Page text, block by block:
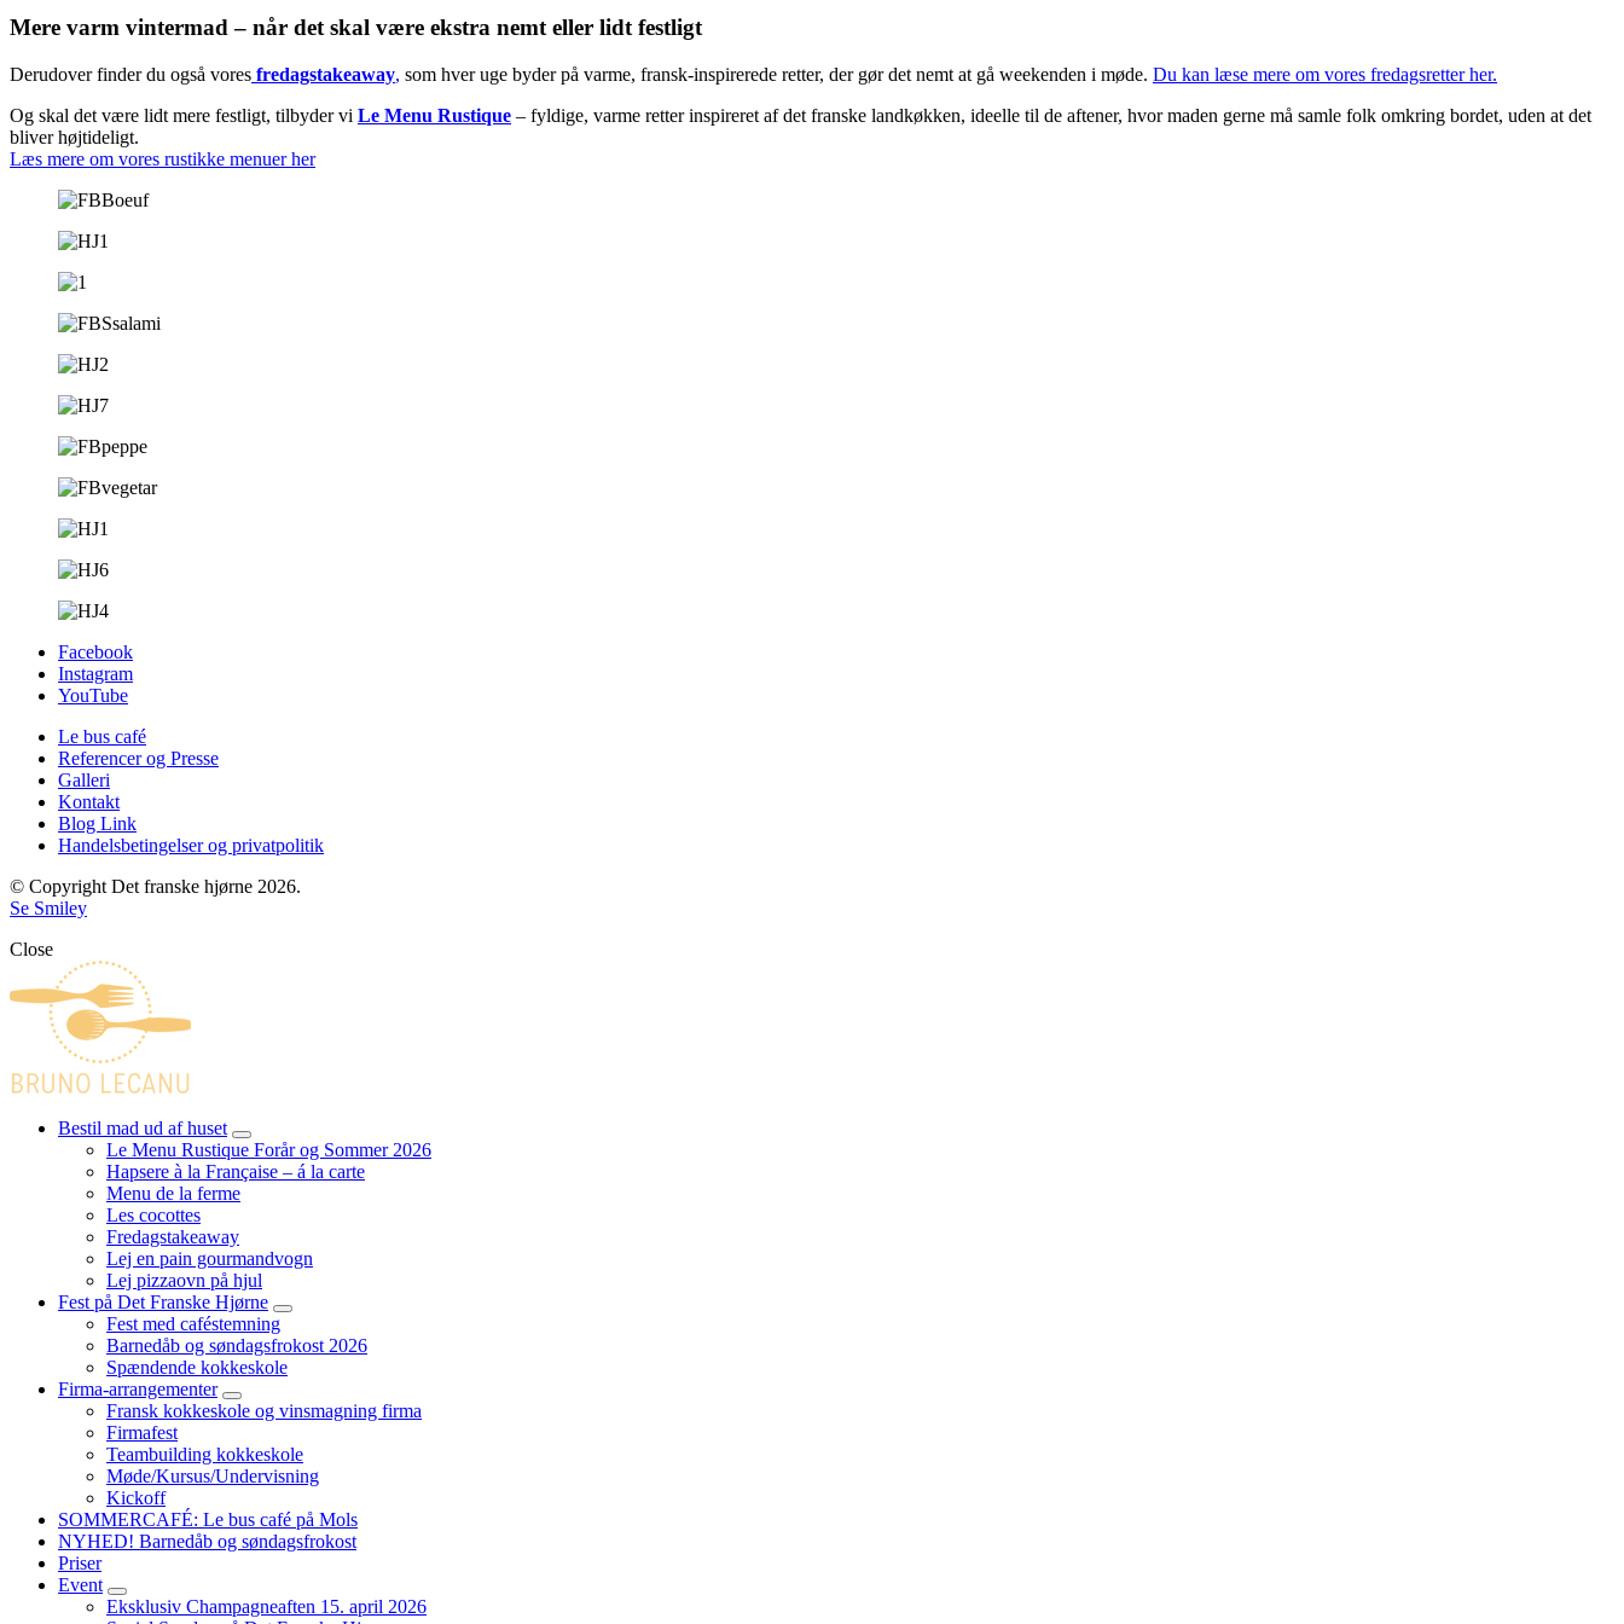
Mere varm vintermad – når det skal være ekstra nemt eller lidt festligt
Derudover finder du også vores fredagstakeaway, som hver uge byder på varme, fransk-inspirerede retter, der gør det nemt at gå weekenden i møde. Du kan læse mere om vores fredagsretter her.
Og skal det være lidt mere festligt, tilbyder vi Le Menu Rustique – fyldige, varme retter inspireret af det franske landkøkken, ideelle til de aftener, hvor maden gerne må samle folk omkring bordet, uden at det
bliver højtideligt.
Læs mere om vores rustikke menuer her
Facebook
Instagram
YouTube
Le bus café
Referencer og Presse
Galleri
Kontakt
Blog Link
Handelsbetingelser og privatpolitik
© Copyright Det franske hjørne 2026.
Se Smiley
Close
Bestil mad ud af huset
expand
child
menu
Le Menu Rustique Forår og Sommer 2026
Hapsere à la Française – á la carte
Menu de la ferme
Les cocottes
Fredagstakeaway
Lej en pain gourmandvogn
Lej pizzaovn på hjul
Fest på Det Franske Hjørne
expand
menu
Fest med caféstemning
Barnedåb og søndagsfrokost 2026
Spændende kokkeskole
Firma-arrangementer
expand
child
Fransk kokkeskole og vinsmagning firma
Firmafest
Teambuilding kokkeskole​
Møde/Kursus/Undervisning
Kickoff
SOMMERCAFÉ: Le bus café på Mols
NYHED! Barnedåb og søndagsfrokost
Priser
Event
expand
child
Eksklusiv Champagneaften 15. april 2026